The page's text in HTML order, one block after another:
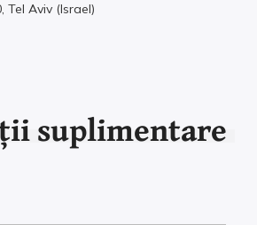
Tel Aviv (Israel)
suplimentare